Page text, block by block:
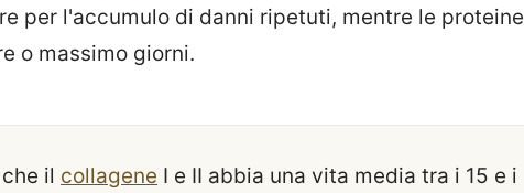
per l'accumulo di danni ripetuti, mentre le proteine
o massimo giorni.
il collagene I e II abbia una vita media tra i 15 e i